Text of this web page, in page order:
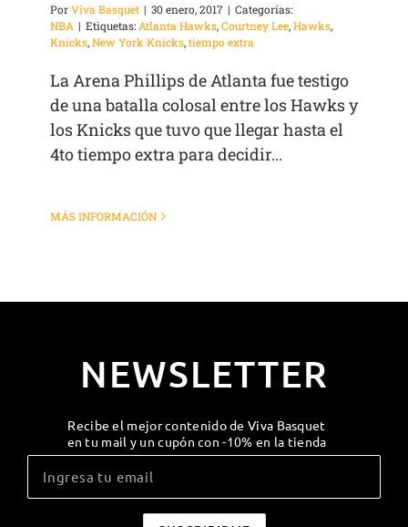
PorViva Basquet | 30 enero, 2017 | Categorías:
NBA | Etiquetas:Atlanta Hawks,Courtney Lee,Hawks,
Knicks,New York Knicks,tiempo extra
La Arena Phillips de Atlanta fue testigo
de una batalla colosal entre los Hawks y
los Knicks que tuvo que llegar hasta el
4to tiempo extra para decidir...
MÁS INFORMACIÓN
NEWSLETTER
Recibe el mejor contenido de Viva Basquet
en tu mail y un cupón con -10% en la tienda